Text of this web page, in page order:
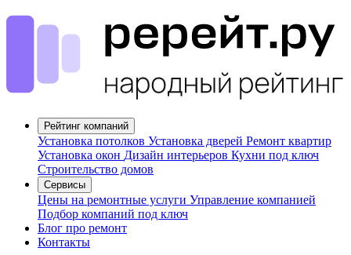
Рейтинг компаний
Установка потолков Установка дверей Ремонт квартир
Установка окон Дизайн интерьеров Кухни под ключ
Строительство домов
Сервисы
Цены на ремонтные услуги Управление компанией
Подбор компаний под ключ
Блог про ремонт
Контакты